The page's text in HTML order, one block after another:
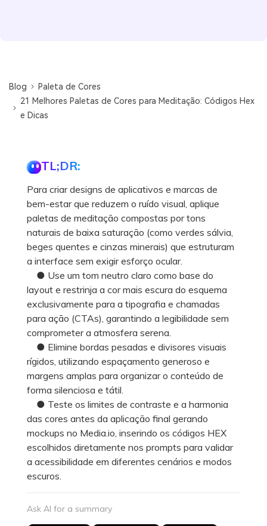
Blog
Paleta de Cores
21 Melhores Paletas de Cores para Meditação: Códigos Hex
e Dicas
TL;DR:
Para criar designs de aplicativos e marcas de
bem-estar que reduzem o ruído visual, aplique
paletas de meditação compostas por tons
naturais de baixa saturação (como verdes sálvia,
beges quentes e cinzas minerais) que estruturam
a interface sem exigir esforço ocular.
● Use um tom neutro claro como base do
layout e restrinja a cor mais escura do esquema
exclusivamente para a tipografia e chamadas
para ação (CTAs), garantindo a legibilidade sem
comprometer a atmosfera serena.
● Elimine bordas pesadas e divisores visuais
rígidos, utilizando espaçamento generoso e
margens amplas para organizar o conteúdo de
forma silenciosa e tátil.
● Teste os limites de contraste e a harmonia
das cores antes da aplicação final gerando
mockups no Media.io, inserindo os códigos HEX
escolhidos diretamente nos prompts para validar
a acessibilidade em diferentes cenários e modos
escuros.
Ask AI for a summary